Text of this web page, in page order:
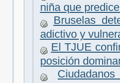
niña que
Bruselas
adictivo y
El TJUE
posición